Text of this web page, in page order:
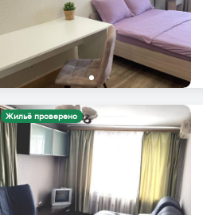
Жильё проверено